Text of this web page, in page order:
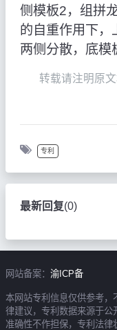
侧模板2，组拼
的自重作用下，
两侧分散，底模
转载请注明原
专利
最新回复(0)
网站备案： 渝ICP备
本网站专利信息仅供参考，
律建议，专利数据来源于公
准确性不作担保，专利法律